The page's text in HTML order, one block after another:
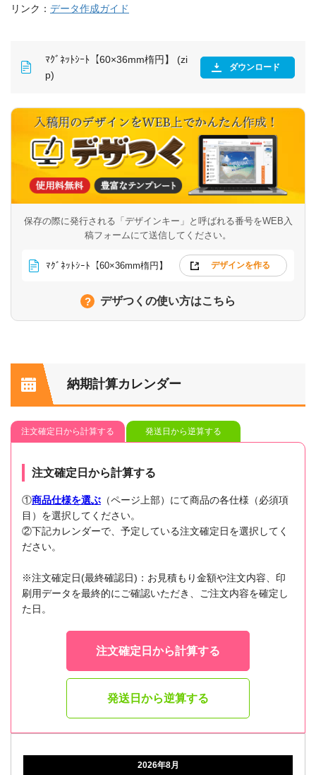
リンク： データ作成ガイド
ﾏｸﾞﾈｯﾄｼｰﾄ【60×36mm楕円】 (zi
p)
ダウンロード
保存の際に発行される「デザインキー」と呼ばれる番号をWEB入
稿フォームにて送信してください。
ﾏｸﾞﾈｯﾄｼｰﾄ【60×36mm楕円】 デザインを作る
デザつくの使い方はこちら
納期計算カレンダー
注文確定日から計算する 発送日から逆算する
注文確定日から計算する
①商品仕様を選ぶ （ページ上部）にて商品の各仕様（必須項
目）を選択してください。
②下記カレンダーで、予定している注文確定日を選択してく
ださい。
※注文確定日(最終確認日)：お見積もり金額や注文内容、印
刷用データを最終的にご確認いただき、ご注文内容を確定し
た日。
注文確定日から計算する
発送日から逆算する
2026年8月